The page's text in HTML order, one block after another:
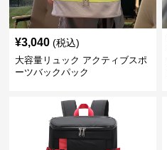
¥3,040 (税込)
大容量リュック アクティブスポ
ーツバックパック